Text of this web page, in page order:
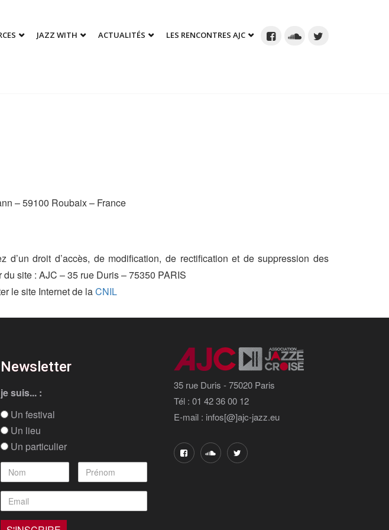
JAZZ WITH ACTUALITÉS LES RENCONTRES AJC
– 59100 Roubaix – France
droit d’accès, de modification, de rectification et de suppression des
site : AJC – 35 rue Duris – 75350 PARIS
le site Internet de laCNIL
Newsletter
je suis... :
Un festival
Un lieu
Un particulier
35 rue Duris - 75020 Paris
Tél : 01 42 36 00 12
E-mail : infos[@]ajc-jazz.eu